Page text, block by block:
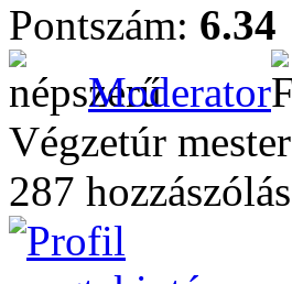
Pontszám: 6.34
Moderator
Végzetúr mester
287 hozzászólás